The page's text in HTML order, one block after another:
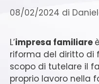
08/02/2024 di
L’impresa familiare
riforma del diritto di
scopo di tutelare il
proprio lavoro nella